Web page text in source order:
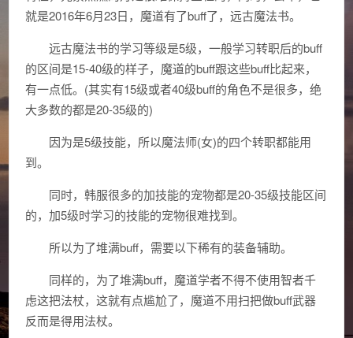
就是2016年6月23日，魔道有了buff了，远古魔法书。
远古魔法书的学习等级是5级，一般学习转职后的buff
的区间是15-40级的样子，魔道的buff跟这些buff比起来，
有一点低。(其实有15级或者40级buff的角色不是很多，绝
大多数的都是20-35级的)
因为是5级技能，所以魔法师(女)的四个转职都能用
到。
同时，韩服很多的加技能的宠物都是20-35级技能区间
的，加5级时学习的技能的宠物很难找到。
所以为了堆满buff，需要以下稀有的装备辅助。
同样的，为了堆满buff，魔道学者不得不使用智者千
虑这把法杖，这就有点尴尬了，魔道不用扫把做buff武器
反而是得用法杖。